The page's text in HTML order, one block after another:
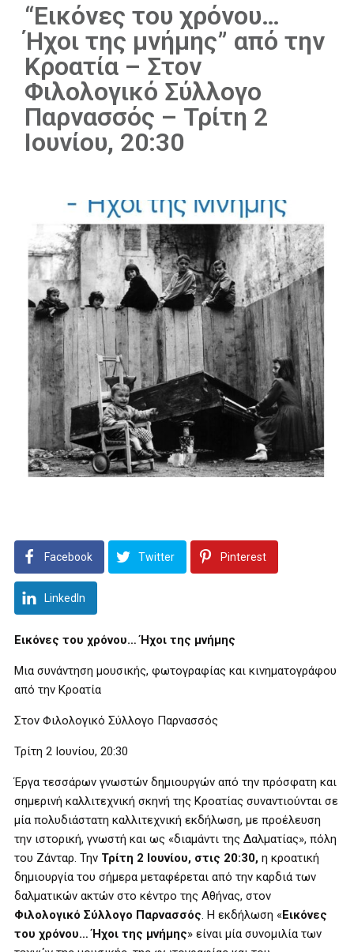
“Εικόνες του χρόνου…
Ήχοι της μνήμης” από την
Κροατία – Στον
Φιλολογικό Σύλλογο
Παρνασσός – Τρίτη 2
Ιουνίου, 20:30
Facebook Twitter Pinterest
LinkedIn
Εικόνες του χρόνου… Ήχοι της μνήμης
Μια συνάντηση μουσικής, φωτογραφίας και κινηματογράφου
από την Κροατία
Στον Φιλολογικό Σύλλογο Παρνασσός
Τρίτη 2 Ιουνίου, 20:30
Έργα τεσσάρων γνωστών δημιουργών από την πρόσφατη και
σημερινή καλλιτεχνική σκηνή της Κροατίας συναντιούνται σε
μία πολυδιάστατη καλλιτεχνική εκδήλωση, με προέλευση
την ιστορική, γνωστή και ως «διαμάντι της Δαλματίας», πόλη
του Ζάνταρ. Την Τρίτη 2 Ιουνίου, στις 20:30, η κροατική
δημιουργία του σήμερα μεταφέρεται από την καρδιά των
δαλματικών ακτών στο κέντρο της Αθήνας, στον
Φιλολογικό Σύλλογο Παρνασσός. Η εκδήλωση «Εικόνες
του χρόνου… Ήχοι της μνήμης» είναι μία συνομιλία των